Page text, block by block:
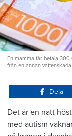
En mamma får betala
från en annan vattenskada.
Dela
Det är en natt
med autism